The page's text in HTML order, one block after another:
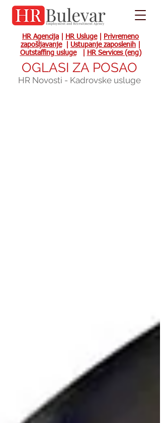
HR Agencija HR Usluge|
Privremeno
zapošljavanje| Ustupanje zaposlenih
Outstaffing usluge| HR Services (eng)
OGLASI ZA POSAO
HR Novosti - Kadrovske usluge